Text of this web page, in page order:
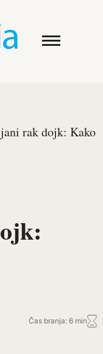
rak dojk: Kako
Čas branja: 6 min